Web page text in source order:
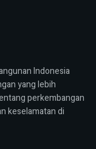
Indonesia
yang lebih
perkembangan
keselamatan di